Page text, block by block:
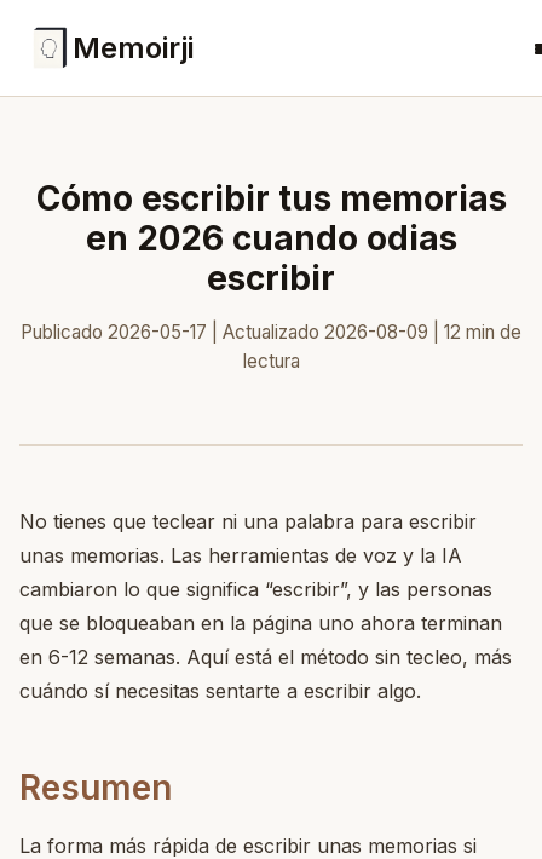
Memoirji
Cómo escribir tus memorias
en 2026 cuando odias
escribir
Publicado 2026-05-17 | Actualizado 2026-08-09 | 12 min de
lectura
No tienes que teclear ni una palabra para escribir
unas memorias. Las herramientas de voz y la IA
cambiaron lo que significa “escribir”, y las personas
que se bloqueaban en la página uno ahora terminan
en 6-12 semanas. Aquí está el método sin tecleo, más
cuándo sí necesitas sentarte a escribir algo.
Resumen
La forma más rápida de escribir unas memorias si